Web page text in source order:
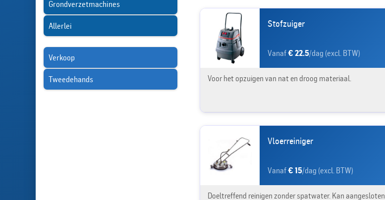
Grondverzetmachines
Allerlei
Verkoop
Tweedehands
Stofzuiger
Vanaf€ 22.5/dag (excl. BTW)
Voor het opzuigen van nat en droog materiaal.
Vloerreiniger
Vanaf€ 15/dag (excl. BTW)
Doeltreffend reinigen zonder spatwater. Kan aangesloten